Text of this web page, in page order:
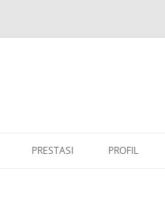
PRESTASI PROFIL